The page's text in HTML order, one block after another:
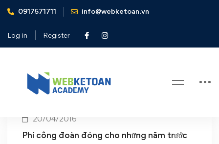
0917571711 info@webketoan.vn
Log in Register
Home Phí công đoàn
Tag: Phí công đoàn
20/04/2016
Phí công đoàn đóng cho những năm trước